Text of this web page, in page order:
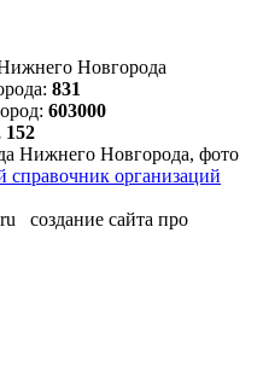
Новгорода
831
603000
152
справочник организаций
создание сайта про